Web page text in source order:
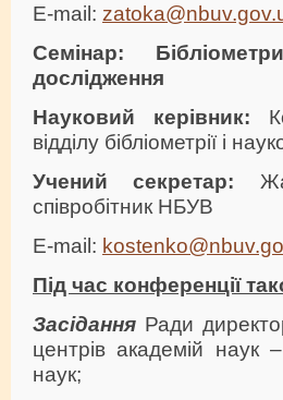
E-mail:
Семінар:
дослідження
Науковий керівник:
відділу бібліометрії і
Учений секретар:
співробітник НБУВ
E-mail:
Під час конференції
Засідання Ради
центрів академій наук
наук;